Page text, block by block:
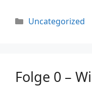
Uncategorized
Folge 0 –